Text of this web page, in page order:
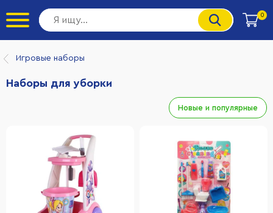
0
Игровые наборы
Наборы для уборки
Новые и популярные